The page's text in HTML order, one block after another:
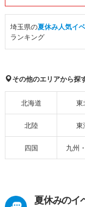
埼玉県の夏休み人気イ
ランキング
その他のエリアから探
北海道 東
北陸 東
四国 九州
夏休みのイ